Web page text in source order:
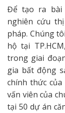
Để tạo ra bài
nghiên cứu
pháp. Chúng
hộ tại
trong giai
gia bất động
chính thức của
vấn viên của
tại 50 dự án